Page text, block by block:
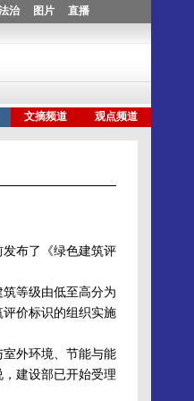
布了《绿色建筑评
等级由低至高分为
价标识的组织实施
外环境、节能与能
建设部已开始受理